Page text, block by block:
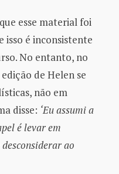
esse material foi
isso é inconsistente
No entanto, no
de Helen se
não em
disse: ‘Eu assumi a
é levar em
ao